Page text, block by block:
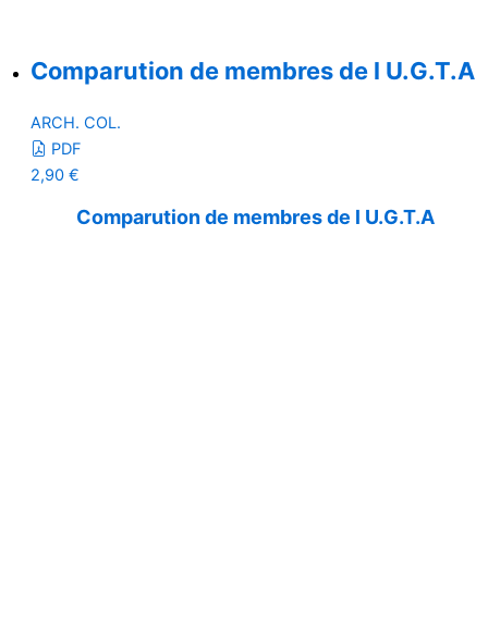
Comparution de membres de l U.G.T.A
ARCH. COL.
PDF
2,90 €
Comparution de membres de l U.G.T.A